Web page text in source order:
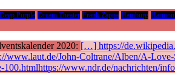
Deep Purple Dream Theater Frank Zappa Hamburg
2020: […] https://
www.laut.de/John-Coltrane/Alben/A-
www.ndr.de/nachrichten/